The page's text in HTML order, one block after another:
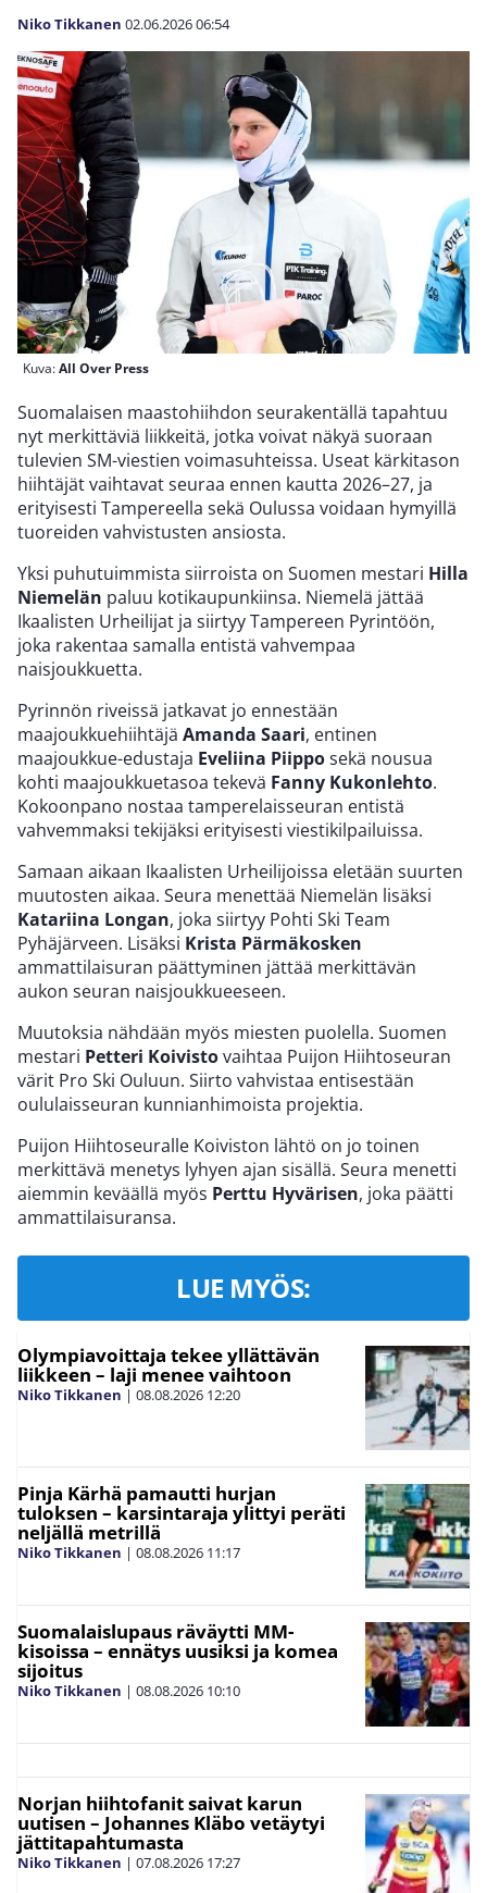
Niko Tikkanen 02.06.202606:54
Kuva:All Over Press
Suomalaisen maastohiihdon seurakentällä tapahtuu
nyt merkittäviä liikkeitä, jotka voivat näkyä suoraan
tulevien SM-viestien voimasuhteissa. Useat kärkitason
hiihtäjät vaihtavat seuraa ennen kautta 2026–27, ja
erityisesti Tampereella sekä Oulussa voidaan hymyillä
tuoreiden vahvistusten ansiosta.
Yksi puhutuimmista siirroista on Suomen mestari Hilla
Niemelän paluu kotikaupunkiinsa. Niemelä jättää
Ikaalisten Urheilijat ja siirtyy Tampereen Pyrintöön,
joka rakentaa samalla entistä vahvempaa
naisjoukkuetta.
Pyrinnön riveissä jatkavat jo ennestään
maajoukkuehiihtäjä Amanda Saari, entinen
maajoukkue-edustaja Eveliina Piipposekä nousua
kohti maajoukkuetasoa tekevä Fanny Kukonlehto.
Kokoonpano nostaa tamperelaisseuran entistä
vahvemmaksi tekijäksi erityisesti viestikilpailuissa.
Samaan aikaan Ikaalisten Urheilijoissa eletään suurten
muutosten aikaa. Seura menettää Niemelän lisäksi
Katariina Longan, joka siirtyy Pohti Ski Team
Pyhäjärveen. Lisäksi Krista Pärmäkosken
ammattilaisuran päättyminen jättää merkittävän
aukon seuran naisjoukkueeseen.
Muutoksia nähdään myös miesten puolella. Suomen
mestari Petteri Koivistovaihtaa Puijon Hiihtoseuran
värit Pro Ski Ouluun. Siirto vahvistaa entisestään
oululaisseuran kunnianhimoista projektia.
Puijon Hiihtoseuralle Koiviston lähtö on jo toinen
merkittävä menetys lyhyen ajan sisällä. Seura menetti
aiemmin keväällä myös Perttu Hyvärisen, joka päätti
ammattilaisuransa.
LUE MYÖS:
Olympiavoittaja tekee yllättävän
liikkeen – laji menee vaihtoon
Niko Tikkanen | 08.08.2026 12:20
Pinja Kärhä pamautti hurjan
tuloksen – karsintaraja ylittyi peräti
neljällä metrillä
Niko Tikkanen | 08.08.2026 11:17
Suomalaislupaus räväytti MM-
kisoissa – ennätys uusiksi ja komea
sijoitus
Niko Tikkanen | 08.08.2026 10:10
Norjan hiihtofanit saivat karun
uutisen – Johannes Kläbo vetäytyi
jättitapahtumasta
Niko Tikkanen | 07.08.2026 17:27